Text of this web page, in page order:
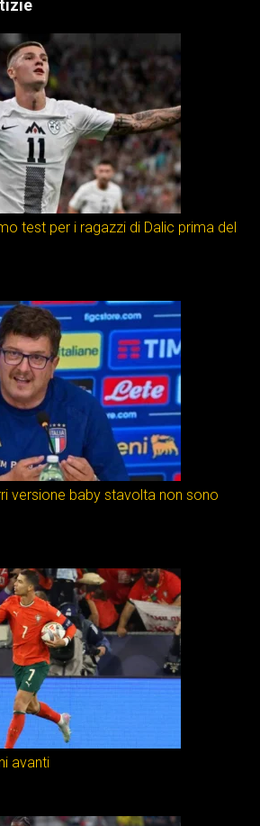
test per i ragazzi di Dalic prima del
versione baby stavolta non sono
avanti